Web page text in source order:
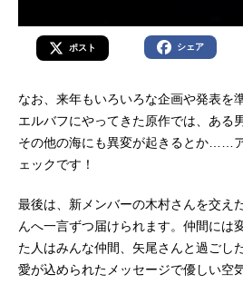
ポスト シェア
なお、来年もいろいろな企画や発表を
エルバフにやってきた原作では、ある
その他の海にも異変が起きるとか……
ェックです！
最後は、新メンバーの木村さんを交え
んへ一言ずつ届けられます。仲間には
た人はみんな仲間、矢尾さんと過ごし
愛が込められたメッセージで優しい空